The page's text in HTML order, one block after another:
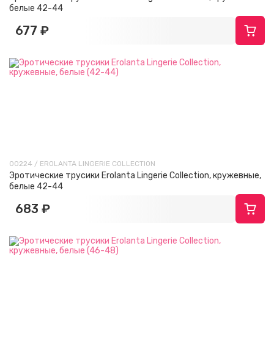
белые 42-44
677 ₽
00224 / EROLANTA LINGERIE COLLECTION
Эротические трусики Erolanta Lingerie Collection, кружевные,
белые 42-44
683 ₽